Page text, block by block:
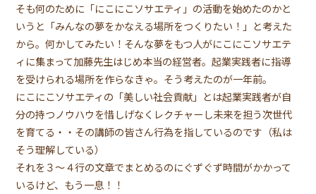
そも何のために「にこにこソサエティ」の活動を始めたのかと
いうと「みんなの夢をかなえる場所をつくりたい！」と考えた
から。何かしてみたい！そんな夢をもつ人がにこにこソサエテ
ィに集まって加藤先生はじめ本当の経営者。起業実践者に指導
を受けられる場所を作らなきゃ。そう考えたのが一年前。
にこにこソサエティの「美しい社会貢献」とは起業実践者が自
分の持つノウハウを惜しげなくレクチャーし未来を担う次世代
を育てる・・その講師の皆さん行為を指しているのです（私は
そう理解している）
それを３〜４行の文章でまとめるのにぐずぐず時間がかかって
いるけど、もう一息！！